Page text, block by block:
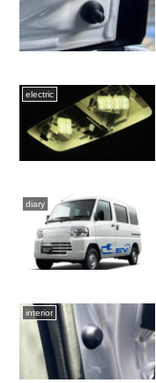
electric
diary
interior